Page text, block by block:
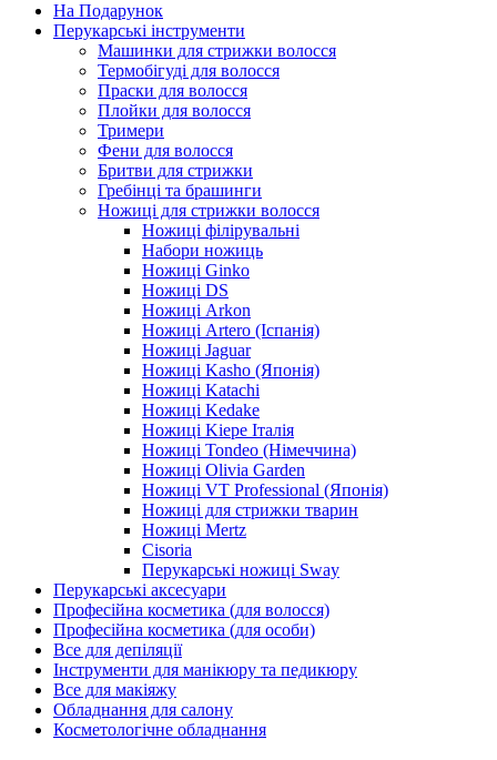
На Подарунок
Перукарські інструменти
Машинки для стрижки волосся
Термобігуді для волосся
Праски для волосся
Плойки для волосся
Тримери
Фени для волосся
Бритви для стрижки
Гребінці та брашинги
Ножиці для стрижки волосся
Ножиці філірувальні
Набори ножиць
Ножиці Ginko
Ножиці DS
Ножиці Arkon
Ножиці Artero (Іспанія)
Ножиці Jaguar
Ножиці Kasho (Японія)
Ножиці Katachi
Ножиці Kedake
Ножиці Kiepe Італія
Ножиці Tondeo (Німеччина)
Ножиці Olivia Garden
Ножиці VT Professional (Японія)
Ножиці для стрижки тварин
Ножиці Mertz
Cisoria
Перукарські ножиці Sway
Перукарські аксесуари
Професійна косметика (для волосся)
Професійна косметика (для особи)
Все для депіляції
Інструменти для манікюру та педикюру
Все для макіяжу
Обладнання для салону
Косметологічне обладнання